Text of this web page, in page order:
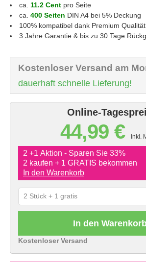
ca. 11.2 Cent pro Seite
ca. 400 Seiten DIN A4 bei 5% Deckung
100% kompatibel dank Premium Qualität
3 Jahre Garantie & bis zu 30 Tage
Kostenloser Versand am
dauerhaft schnelle Lieferung!
Online-
44,99 € inkl.
2 +1 Aktion - Sparen Sie 33%
2 kaufen + 1 GRATIS bekommen
In den Warenkorb
In den
Kostenloser Versand